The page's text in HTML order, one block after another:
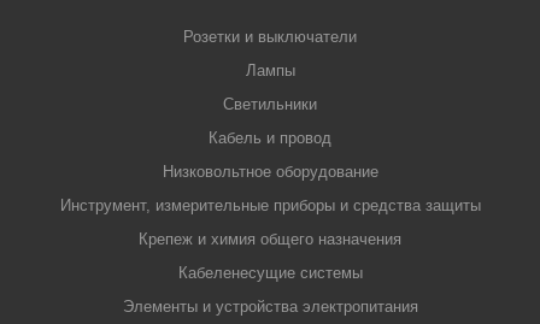
Розетки и выключатели
Лампы
Светильники
Кабель и провод
Низковольтное оборудование
Инструмент, измерительные приборы и средства защиты
Крепеж и химия общего назначения
Кабеленесущие системы
Элементы и устройства электропитания